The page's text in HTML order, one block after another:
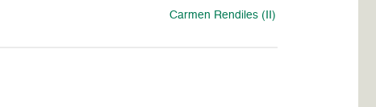
Carmen Rendiles (II)